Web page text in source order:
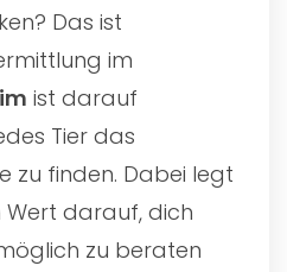
Das ist
im
ist darauf
Tier das
zu finden. Dabei legt
darauf, dich
zu beraten